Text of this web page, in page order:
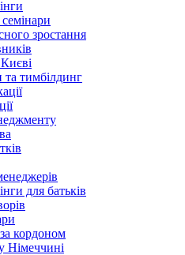
семінари
зростання
та тимбілдинг
для батьків
кордоном
Німеччині